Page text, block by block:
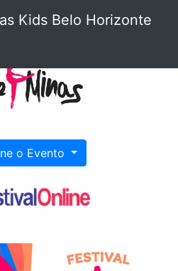
Kids Belo Horizonte
o Evento